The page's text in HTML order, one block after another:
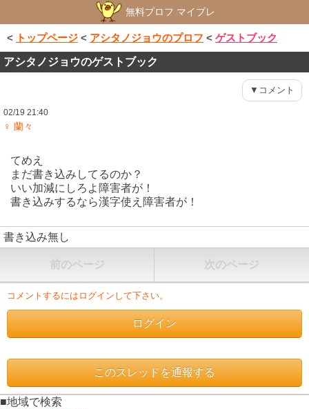
無料プロフ マイプレ
< トップページ < アシタノジョウのプロフ < ゲストブック
アシタノジョウのゲストブック
▼コメント
02/19 21:40
♀ 蘭々
てめえ
まだ書き込みしてるのか？
いい加減にしろよ障害者が！
書き込みするなら漢字使え障害者が！
書き込み無し
前のページ 次のページ
コメントするにはログインして下さい。
■地域で検索